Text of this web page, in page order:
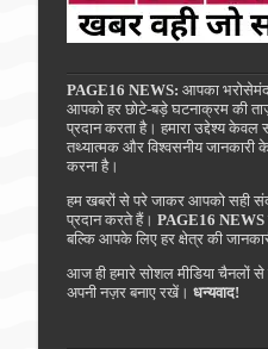
PAGE16 NEWS: आपका भरोसेमंद
आपको हर छोटे-बड़े घटनाक्रम की
प्रदान करता है। हमारा उद्देश्य केवल
तथ्यात्मक और विश्वसनीय
करना है।
हम खबरों से परे जाकर आपको सही
प्रदान करते हैं। PAGE16 NEWS
बल्कि आपके लिए हर क्षेत्र की
आज ही हमारे सोशल मीडिया चैनलों
अपनी नज़र बनाए रखें। धन्यवाद!